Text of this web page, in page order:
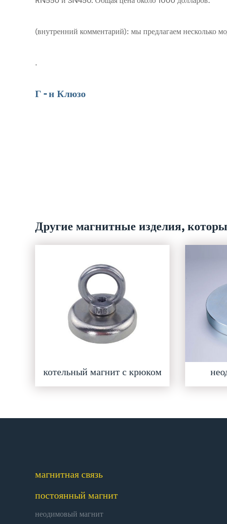
(внутренний комментарий): мы предлагаем несколько
.
Г - н Клюзо
Другие магнитные изделия,
котельный магнит с крюком
магнитная связь
постоянный магнит
неодимовый магнит